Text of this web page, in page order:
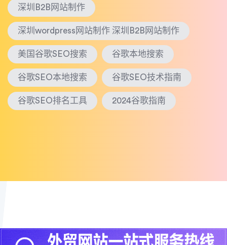
深圳B2B网站制作
深圳wordpress网站制作 深圳B2B网站制作
美国谷歌SEO搜索 谷歌本地搜索
谷歌SEO本地搜索 谷歌SEO技术指南
谷歌SEO排名工具 2024谷歌指南